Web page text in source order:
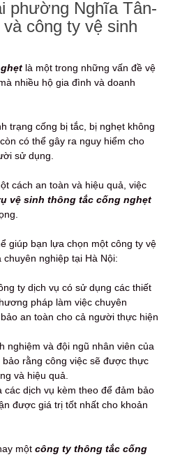
phường Nghĩa Tân-
công ty vệ sinh
là một trong những vấn đề vệ
nhiều hộ gia đình và doanh
trạng cống bị tắc, bị nghẹt không
có thể gây ra nguy hiểm cho
sử dụng.
cách an toàn và hiệu quả, việc
vệ sinh thông tắc cống nghẹt
giúp bạn lựa chọn một công ty vệ
nghiệp tại Hà Nội:
ty dịch vụ có sử dụng các thiết
pháp làm việc chuyên
an toàn cho cả người thực hiện
nghiệm và đội ngũ nhân viên của
bảo rằng công việc sẽ được thực
và hiệu quả.
các dịch vụ kèm theo để đảm bảo
được giá trị tốt nhất cho khoản
một công ty thông tắc cống